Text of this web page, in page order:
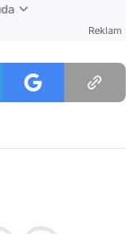
Reklam